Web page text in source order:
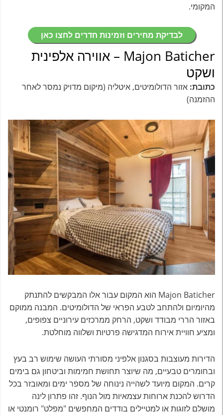
המקומי.
לבדיקת מחירים וזמינות חדרים לחצו כאן
Majon Baticher – אווירה אלפינית
ושקט
כתובת: אזור הדולומיטים, איטליה (מיקום מדויק נמסר לאחר
ההזמנה)
Majon Baticher הוא המקום עבור אלו המבקשים להתנתק
מהיומיום ולהתחב לטבע הפראי של הדולומיטים. המבנה ממוקם
באזור הררי מבודד ושקט, הרחק ממרכזים עירוניים צפופים,
ומציע חוויית אירוח המדגישה פרטיות ושלווה מוחלטת.
הדירות מעוצבות בסגנון אלפיני מסורתי העושה שימוש רב בעץ
ובחומרים טבעיים, מה שיוצר תחושת חמימות וביטחון גם בימים
קרים. המקום מיועד לשהייה נינוחה של מספר ימים ומאובזר בכל
הדרוש להכנת ארוחות עצמאיות מול הנוף. זהו פתרון לינה
מושלם לזוגות או למטיילים בודדים המחפשים "מפלט" רומנטי או